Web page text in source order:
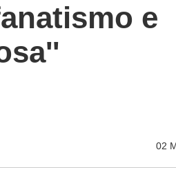
e
02